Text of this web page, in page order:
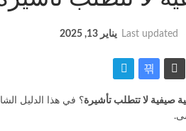
Last updated يناير 13, 2025
صيفية لا تتطلب تأشيرة؟ في هذا الدليل